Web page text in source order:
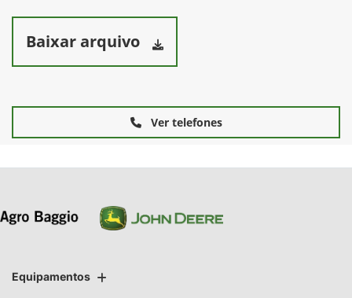
Baixar arquivo
Ver telefones
Equipamentos